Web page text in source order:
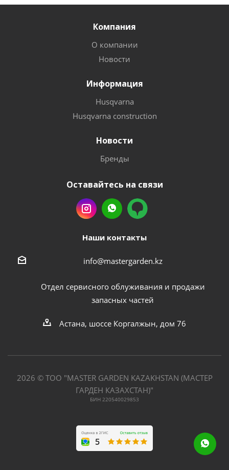
Компания
О компании
Новости
Информация
Husqvarna
Husqvarna construction
Новости
Бренды
Оставайтесь на связи
Наши контакты
info@mastergarden.kz
Отдел сервисного облуживания и продажи
запасных частей
Астана, шоссе Коргалжын, дом 76
2026 © ТОО "MASTER GARDEN KAZAKHSTAN (МАСТЕР
ГАРДЕН КАЗАХСТАН)"
БИН 220540029853